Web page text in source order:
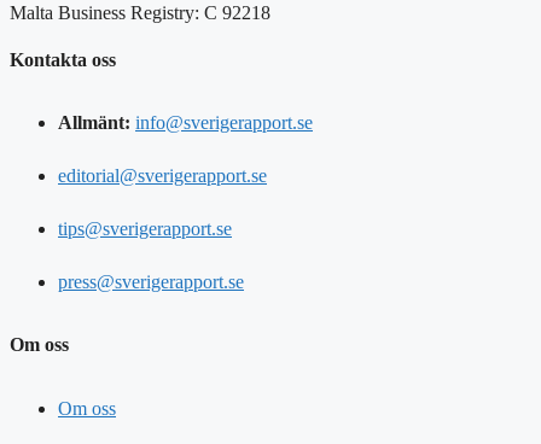
Malta Business Registry: C 92218
Kontakta oss
Allmänt: info@sverigerapport.se
editorial@sverigerapport.se
tips@sverigerapport.se
press@sverigerapport.se
Om oss
Om oss